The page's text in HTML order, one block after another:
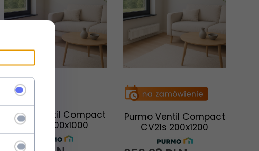
Purmo Ventil Compact
CV22 200x1000
Purmo Ventil Compact
CV21s 200x1200